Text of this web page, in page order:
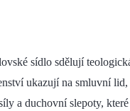
sídlo sdělují
ukazují na smluvní
a duchovní slepoty,